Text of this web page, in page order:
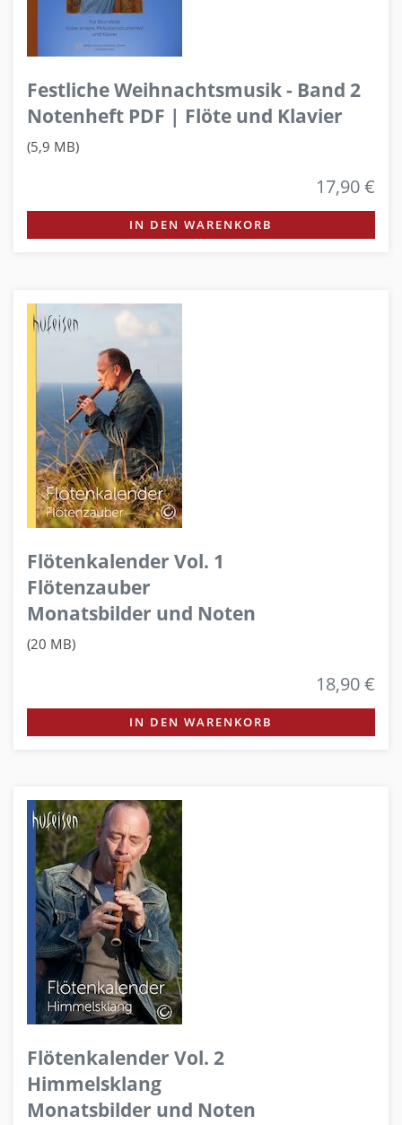
Festliche Weihnachtsmusik - Band 2
Notenheft PDF | Flöte und Klavier
(5,9 MB)
17,90 €
IN DEN WARENKORB
Flötenkalender Vol. 1
Flötenzauber
Monatsbilder und Noten
(20 MB)
18,90 €
IN DEN WARENKORB
Flötenkalender Vol. 2
Himmelsklang
Monatsbilder und Noten